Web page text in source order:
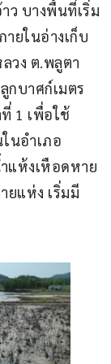
ว บางพื้นที่เริ่ม
ยในอ่างเก็บ
วง ต.พลูตา
กบาศก์เมตร
1 เพื่อใช้
นอำเภอ
แห้งเหือดหาย
ยแห่ง เริ่มมี